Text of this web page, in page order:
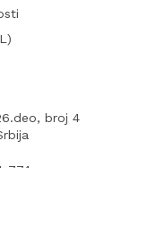
broj 4
774